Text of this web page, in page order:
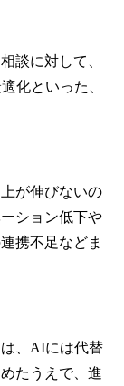
談に対して、
化といった、
が伸びないの
ション低下や
携不足などま
は、AIには代替
たうえで、進